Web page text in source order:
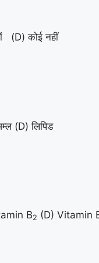
(D) कोई नहीं
(D) लिपिड
B2 (D) Vitamin